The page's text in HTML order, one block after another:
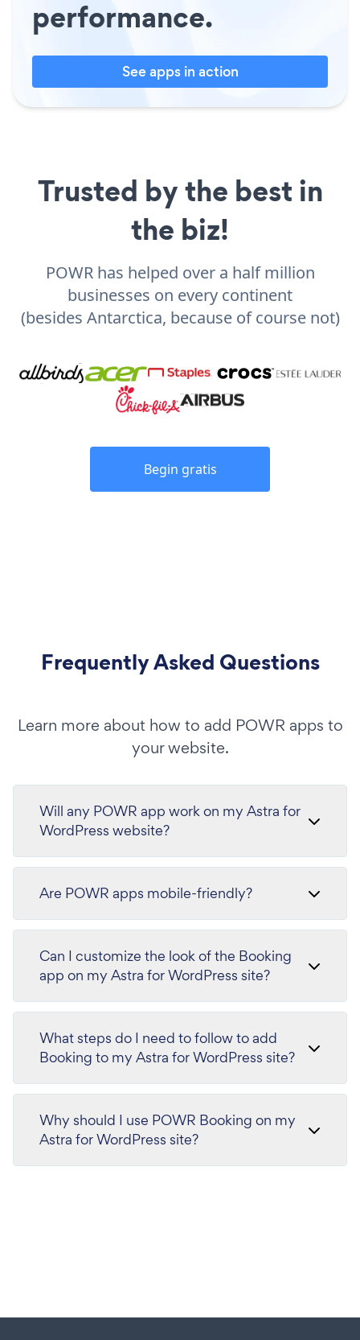
performance.
See apps in action
Trusted by the best in
the biz!
POWR has helped over a half million
businesses on every continent
(besides Antarctica, because of course not)
Begin gratis
Frequently Asked Questions
Learn more about how to add POWR apps to
your website.
Will any POWR app work on my Astra for
WordPress website?
Are POWR apps mobile-friendly?
Can I customize the look of the Booking
app on my Astra for WordPress site?
What steps do I need to follow to add
Booking to my Astra for WordPress site?
Why should I use POWR Booking on my
Astra for WordPress site?